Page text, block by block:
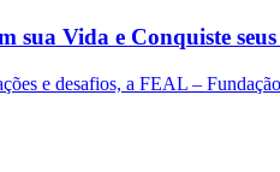
sua Vida e Conquiste
e desafios, a FEAL –